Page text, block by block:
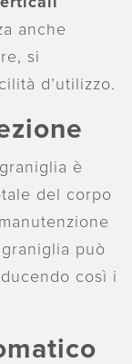
anche
si
d’utilizzo.
è
del corpo
può
così i